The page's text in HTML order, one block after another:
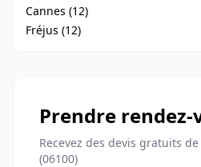
Cannes (12)
Fréjus (12)
Prendre rendez-
Recevez des devis gratuits
(06100)